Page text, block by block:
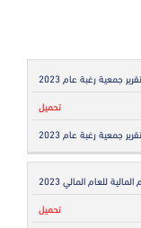
تقرير جمعية رغبة عام 2023
تحميل
تقرير جمعية رغبة عام 2023
المالية للعام المالي 2023
تحميل